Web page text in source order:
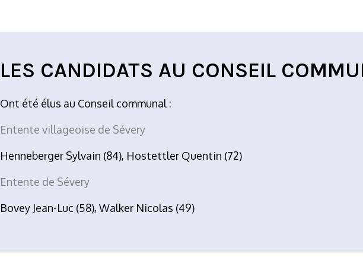
LES CANDIDATS AU CONSEIL
Ont été élus au Conseil communal :
Entente villageoise de Sévery
Henneberger Sylvain (84), Hostettler Quentin (72)
Entente de Sévery
Bovey Jean-Luc (58), Walker Nicolas (49)